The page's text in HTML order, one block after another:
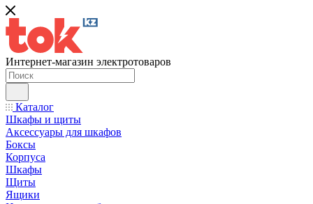
Интернет-магазин электротоваров
Каталог
Шкафы и щиты
Аксессуары для шкафов
Боксы
Корпуса
Шкафы
Щиты
Ящики